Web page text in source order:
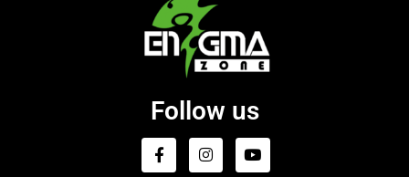
Follow us